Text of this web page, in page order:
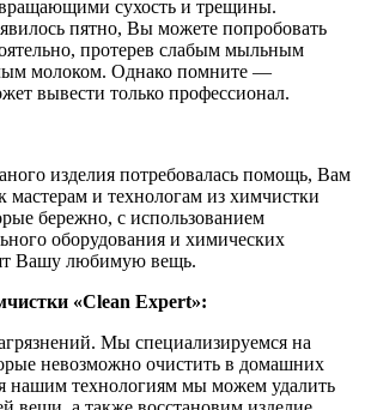
сухость и трещины.
пятно, Вы можете попробовать
протерев слабым мыльным
молоком. Однако помните —
вывести только профессионал.
изделия потребовалась помощь, Вам
мастерам и технологам из химчистки
бережно, с использованием
оборудования и химических
Вашу любимую вещь.
«Clean Expert»:
Мы специализируемся на
невозможно очистить в домашних
нашим технологиям мы можем удалить